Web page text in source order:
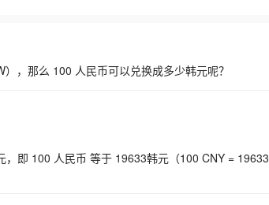
，那么 100 人民币可以兑换成多少韩元呢？
即 100 人民币 等于 19633韩元（100 CNY = 19633